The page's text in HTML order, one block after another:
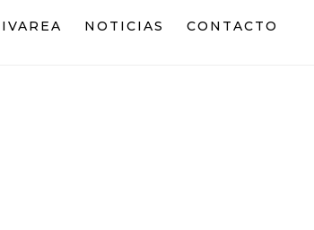
NOTICIAS CONTACTO